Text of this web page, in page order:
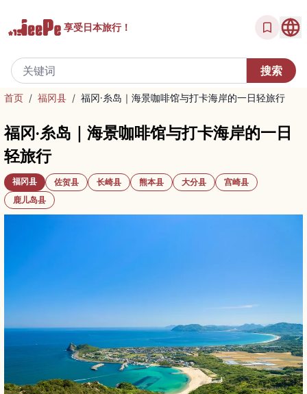
享受日本旅行！
首页 / 福冈县 / 福冈·糸岛｜海景咖啡馆与打卡海岸的一日轻旅行
福冈·糸岛｜海景咖啡馆与打卡海岸的一日
轻旅行
福冈县 佐贺县 长崎县 熊本县 大分县
宫崎县
鹿儿岛县